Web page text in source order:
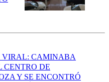
VIRAL: CAMINABA
CENTRO DE
Y SE ENCONTRÓ